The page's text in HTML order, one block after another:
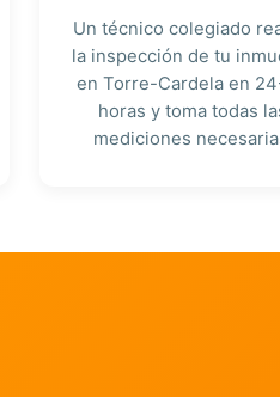
Un técnico colegiado
la inspección de tu
en Torre-Cardela en
horas y toma todas
mediciones